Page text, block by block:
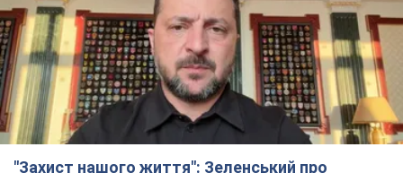
"Захист нашого життя": Зеленський про